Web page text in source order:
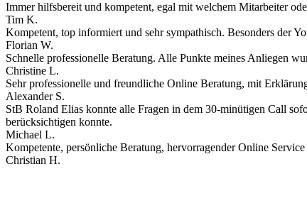
Immer hilfsbereit und kompetent, egal mit welchem Mitarbeiter
Tim K.
Kompetent, top informiert und sehr sympathisch. Besonders der
Florian W.
Schnelle professionelle Beratung. Alle Punkte meines Anliegen
Christine L.
Sehr professionelle und freundliche Online Beratung, mit
Alexander S.
StB Roland Elias konnte alle Fragen in dem 30-minütigen Call
berücksichtigen konnte.
Michael L.
Kompetente, persönliche Beratung, hervorragender Online
Christian H.